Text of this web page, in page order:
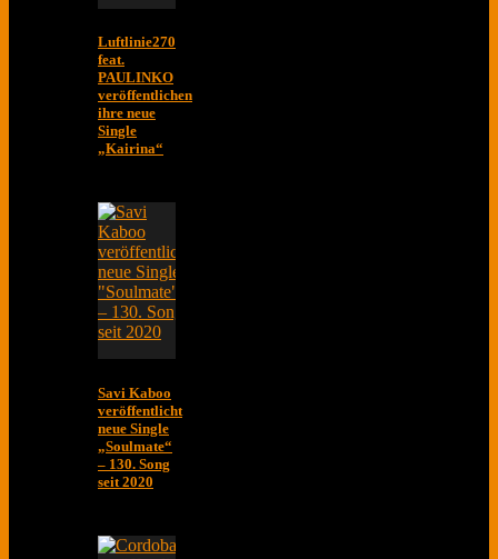
Luftlinie270
feat.
PAULINKO
veröffentlichen
ihre neue
Single
„Kairina“
Savi Kaboo
veröffentlicht
neue Single
„Soulmate“
– 130. Song
seit 2020